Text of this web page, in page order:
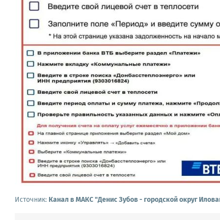
Источник: Канал в МАКС "Денис Зубов - городской округ